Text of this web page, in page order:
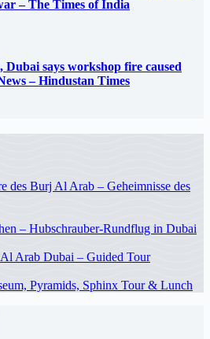
– The Times of India
says workshop fire caused
– Hindustan Times
des Burj Al Arab – Geheimnisse des
– Hubschrauber-Rundflug in Dubai
Arab Dubai – Guided Tour
Pyramids, Sphinx Tour & Lunch